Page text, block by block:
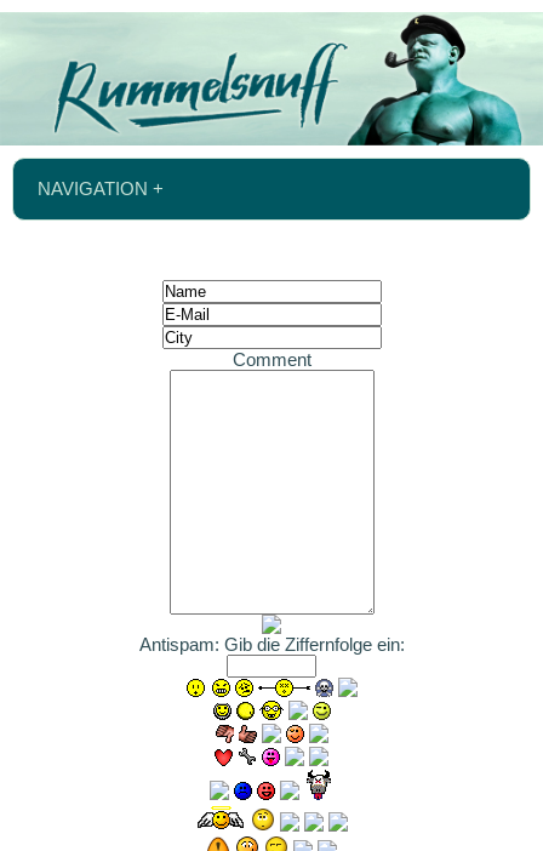
NAVIGATION +
Comment
Antispam: Gib die Ziffernfolge ein: